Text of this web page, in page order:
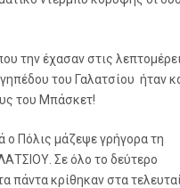
την έχασαν στις
του Γαλατσίου ήταν
του Μπάσκετ!
ο Πόλις μάζεψε γρήγορα τη
Σε όλο το δεύτερο
πάντα κρίθηκαν στα